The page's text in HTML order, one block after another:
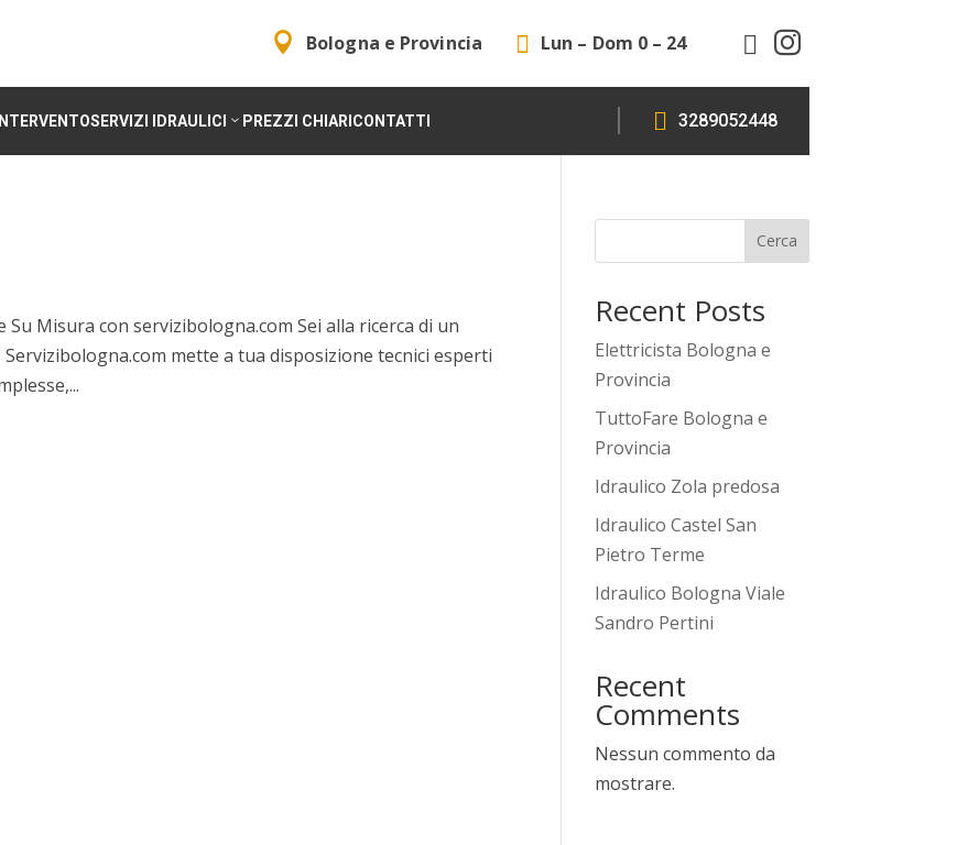
 Bologna e Provincia  Lun – Dom 0 – 24  
SERVIZI IDRAULICI PREZZI CHIARICONTATTI  3289052448
Misura con servizibologna.com Sei alla ricerca di un
mette a tua disposizione tecnici esperti
Cerca
Recent Posts
Elettricista Bologna e
Provincia
TuttoFare Bologna e
Provincia
Idraulico Zola predosa
Idraulico Castel San
Pietro Terme
Idraulico Bologna Viale
Sandro Pertini
Recent
Comments
Nessun commento da
mostrare.